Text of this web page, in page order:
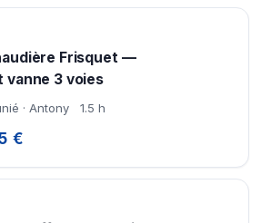
Frisquet —
vanne 3 voies
· Antony 1.5 h
€